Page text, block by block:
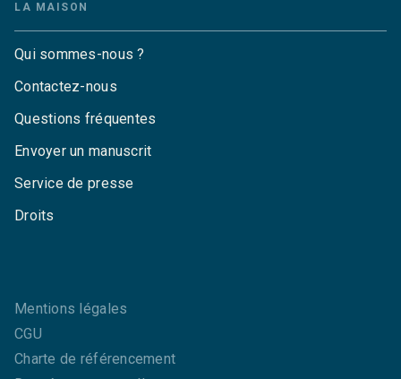
LA MAISON
Qui sommes-nous ?
Contactez-nous
Questions fréquentes
Envoyer un manuscrit
Service de presse
Droits
Mentions légales
CGU
Charte de référencement